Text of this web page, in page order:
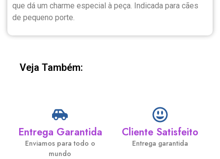
que dá um charme especial à peça. Indicada para cães
de pequeno porte.
Veja Também:
Entrega Garantida
Enviamos para todo o
mundo
Cliente Satisfeito
Entrega garantida